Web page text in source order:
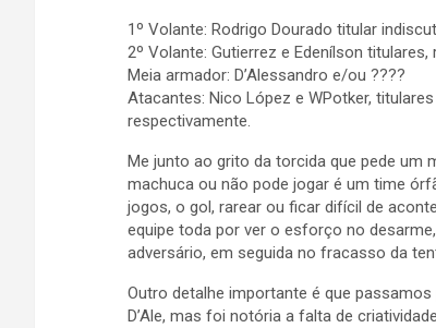
1º Volante: Rodrigo Dourado titular
2º Volante: Gutierrez e Edenílson titulares,
Meia armador: D’Alessandro e/ou ????
Atacantes: Nico López e WPotker,
respectivamente.
Me junto ao grito da torcida que pede um
machuca ou não pode jogar é um time
jogos, o gol, rarear ou ficar difícil de
equipe toda por ver o esforço no
adversário, em seguida no fracasso da
Outro detalhe importante é que
D’Ale, mas foi notória a falta de